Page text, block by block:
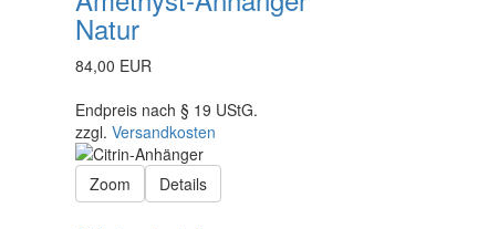
Natur
84,00 EUR
Endpreis nach § 19 UStG.
zzgl. Versandkosten
Zoom Details